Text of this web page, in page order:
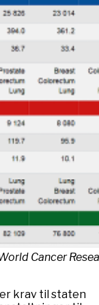
Cancer
krav til staten